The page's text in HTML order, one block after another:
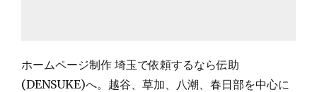
ホームページ制作 埼玉で依頼するなら伝助
(DENSUKE)へ。越谷、草加、八潮、春日部を中心に